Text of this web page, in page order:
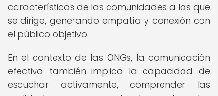
características de las comunidades a las que
se dirige, generando empatía y conexión con
el público objetivo.
En el contexto de las ONGs, la comunicación
efectiva también implica la capacidad de
escuchar activamente, comprender las